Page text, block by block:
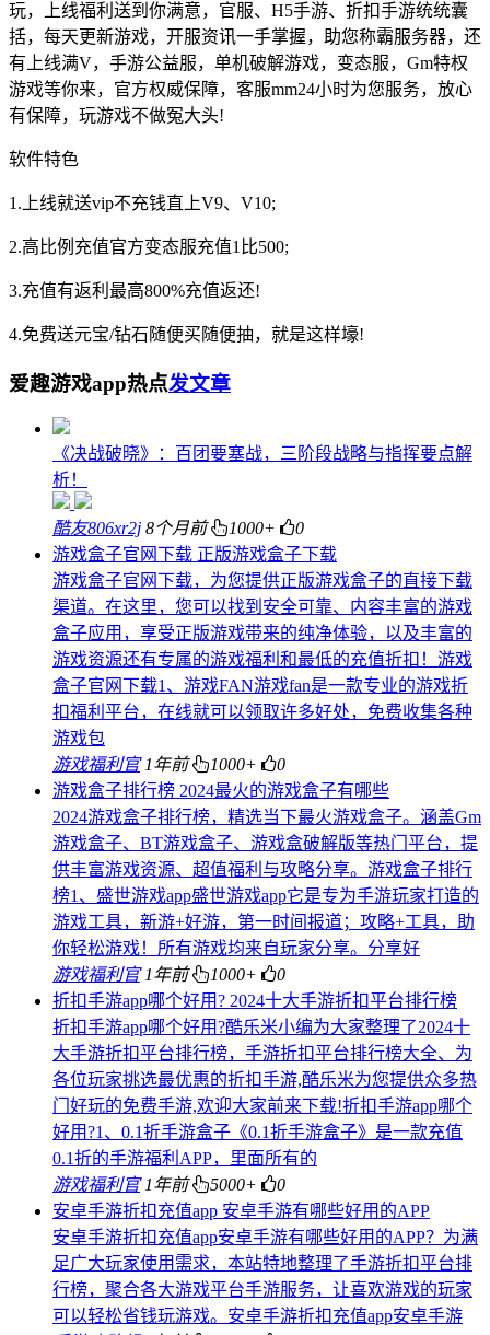
玩，上线福利送到你满意，官服、H5手游、折扣手游统统囊
括，每天更新游戏，开服资讯一手掌握，助您称霸服务器，还
有上线满V，手游公益服，单机破解游戏，变态服，Gm特权
游戏等你来，官方权威保障，客服mm24小时为您服务，放心
有保障，玩游戏不做冤大头!
软件特色
1.上线就送vip不充钱直上V9、V10;
2.高比例充值官方变态服充值1比500;
3.充值有返利最高800%充值返还!
4.免费送元宝/钻石随便买随便抽，就是这样壕!
爱趣游戏app热点发文章
《决战破晓》：百团要塞战，三阶段战略与指挥要点解
析！
酷友806xr2j 8个月前 1000+
0
游戏盒子官网下载 正版游戏盒子下载
游戏盒子官网下载，为您提供正版游戏盒子的直接下载
渠道。在这里，您可以找到安全可靠、内容丰富的游戏
盒子应用，享受正版游戏带来的纯净体验，以及丰富的
游戏资源还有专属的游戏福利和最低的充值折扣！游戏
盒子官网下载1、游戏FAN游戏fan是一款专业的游戏折
扣福利平台，在线就可以领取许多好处，免费收集各种
游戏包
游戏福利官 1年前 1000+
0
游戏盒子排行榜 2024最火的游戏盒子有哪些
2024游戏盒子排行榜，精选当下最火游戏盒子。涵盖Gm
游戏盒子、BT游戏盒子、游戏盒破解版等热门平台，提
供丰富游戏资源、超值福利与攻略分享。游戏盒子排行
榜1、盛世游戏app盛世游戏app它是专为手游玩家打造的
游戏工具，新游+好游，第一时间报道；攻略+工具，助
你轻松游戏！所有游戏均来自玩家分享。分享好
游戏福利官 1年前 1000+
0
折扣手游app哪个好用? 2024十大手游折扣平台排行榜
折扣手游app哪个好用?酷乐米小编为大家整理了2024十
大手游折扣平台排行榜，手游折扣平台排行榜大全、为
各位玩家挑选最优惠的折扣手游,酷乐米为您提供众多热
门好玩的免费手游,欢迎大家前来下载!折扣手游app哪个
好用?1、0.1折手游盒子《0.1折手游盒子》是一款充值
0.1折的手游福利APP，里面所有的
游戏福利官 1年前 5000+
0
安卓手游折扣充值app 安卓手游有哪些好用的APP
安卓手游折扣充值app安卓手游有哪些好用的APP？为满
足广大玩家使用需求，本站特地整理了手游折扣平台排
行榜，聚合各大游戏平台手游服务，让喜欢游戏的玩家
可以轻松省钱玩游戏。安卓手游折扣充值app安卓手游